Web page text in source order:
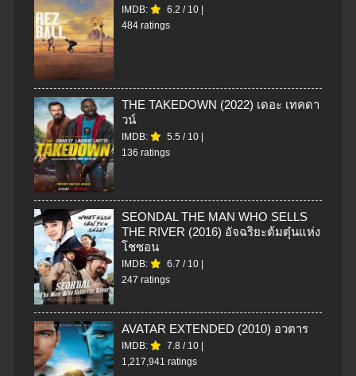
IMDB: 6.2 / 10 |
484 ratings
THE TAKEDOWN (2022) เดอะ เทคดา
วน์
IMDB: 5.5 / 10 |
136 ratings
SEONDAL THE MAN WHO SELLS
THE RIVER (2016) อัจฉริยะต้มตุ๋นแห่ง
โชซอน
IMDB: 6.7 / 10 |
247 ratings
AVATAR EXTENDED (2010) อวตาร
IMDB: 7.8 / 10 |
1,217,941 ratings